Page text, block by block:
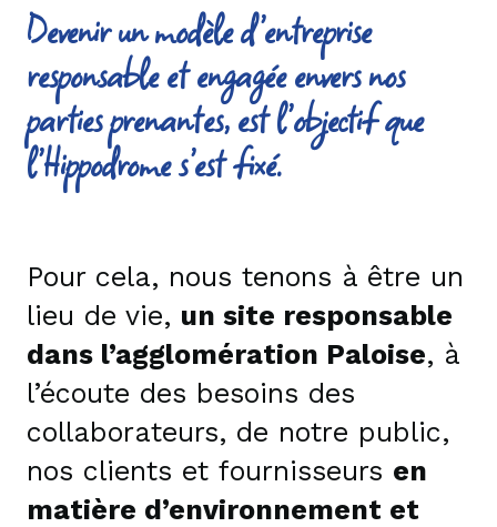
Devenir un modèle d’entreprise
responsable et engagée envers nos
parties prenantes, est l’objectif que
l’Hippodrome s’est fixé.
Pour cela, nous tenons à être un
lieu de vie, un site responsable
dans l’agglomération Paloise, à
l’écoute des besoins des
collaborateurs, de notre public,
nos clients et fournisseurs en
matière d’environnement et